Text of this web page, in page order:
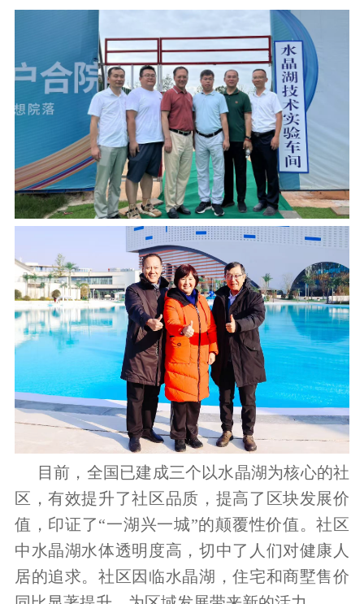
目前，全国已建成三个以水晶湖为核心的社
区，有效提升了社区品质，提高了区块发展价
值， 印证了“一湖兴一城”的颠覆性价值。社区
中水晶湖水体透明度高，切中了人们对健康人
居的追求。社区因临水晶湖，住宅和商墅售价